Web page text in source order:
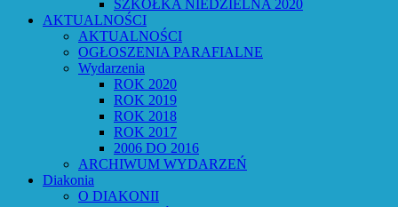
SZKÓŁKA NIEDZIELNA 2020
AKTUALNOŚCI
AKTUALNOŚCI
OGŁOSZENIA PARAFIALNE
Wydarzenia
ROK 2020
ROK 2019
ROK 2018
ROK 2017
2006 DO 2016
ARCHIWUM WYDARZEŃ
Diakonia
O DIAKONII